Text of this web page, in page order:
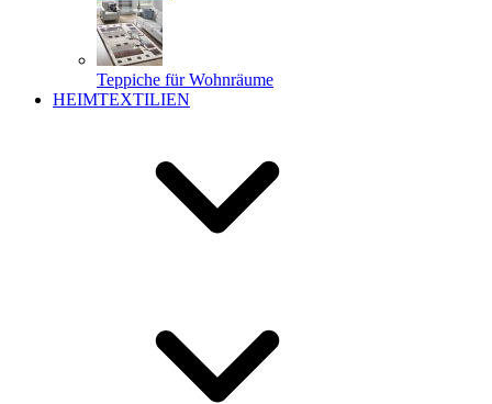
Teppiche für Wohnräume
HEIMTEXTILIEN